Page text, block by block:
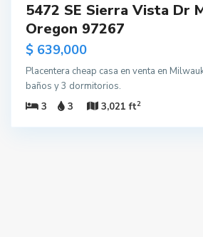
5472 SE Sierra Vista Dr
Oregon 97267
$ 639,000
Placentera cheap casa en venta en
baños y 3 dormitorios.
3
3 3,021 ft2